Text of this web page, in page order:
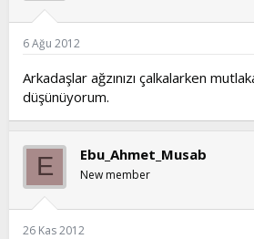
6 Ağu 2012
Arkadaşlar ağzınızı çalkalarken
düşünüyorum.
E Ebu_Ahmet_Musab
New member
26 Kas 2012